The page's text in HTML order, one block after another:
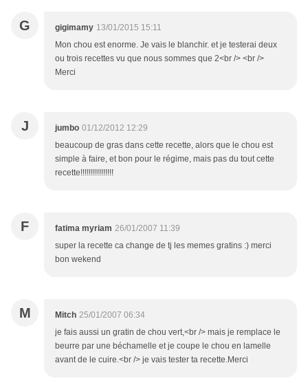
G gigimamy 13/01/2015 15:11
Mon chou est enorme. Je vais le blanchir. et je testerai deux
ou trois recettes vu que nous sommes que 2<br /> <br />
Merci
J jumbo 01/12/2012 12:29
beaucoup de gras dans cette recette, alors que le chou est
simple à faire, et bon pour le régime, mais pas du tout cette
recette!!!!!!!!!!!!!!!!
F fatima myriam 26/01/2007 11:39
super la recette ca change de tj les memes gratins :) merci
bon wekend
M Mitch 25/01/2007 06:34
je fais aussi un gratin de chou vert,<br /> mais je remplace le
beurre par une béchamelle et je coupe le chou en lamelle
avant de le cuire.<br /> je vais tester ta recette.Merci